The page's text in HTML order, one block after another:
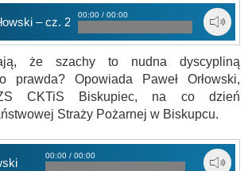
– cz. 2
00:00 / 00:00
że szachy to nudna dyscypliną
prawda? Opowiada Paweł Orłowski,
CKTiS Biskupiec, na co dzień
Straży Pożarnej w Biskupcu.
00:00 / 00:00